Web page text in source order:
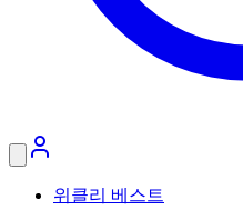
위클리 베스트